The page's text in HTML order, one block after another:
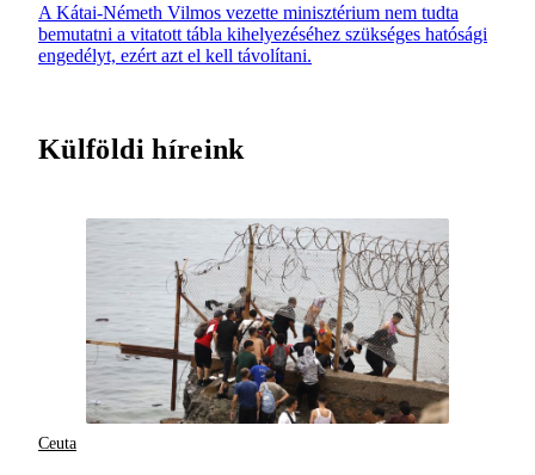
A Kátai-Németh Vilmos vezette minisztérium nem tudta
bemutatni a vitatott tábla kihelyezéséhez szükséges hatósági
engedélyt, ezért azt el kell távolítani.
Külföldi híreink
Ceuta